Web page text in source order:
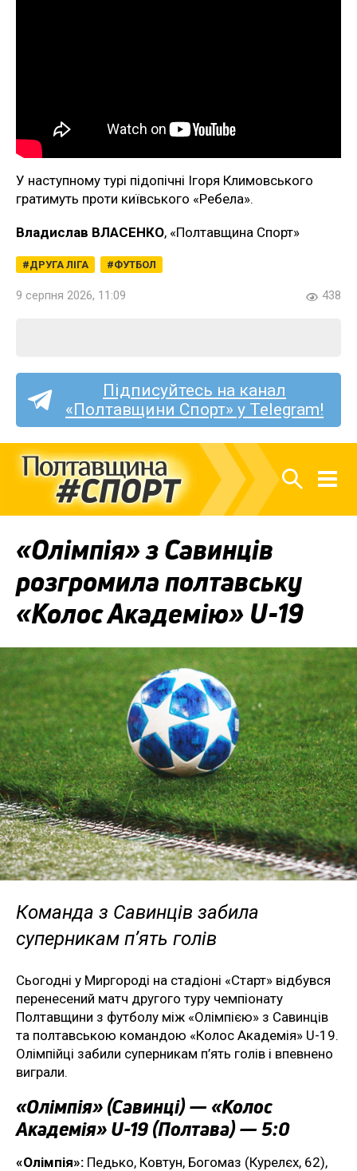
У наступному турі підопічні Ігоря Климовського
гратимуть проти київського «Ребела».
Владислав ВЛАСЕНКО, «Полтавщина Спорт»
ДРУГА ЛІГА ФУТБОЛ
9 серпня 2026, 11:09 438
Підписуйтесь на канал
«Полтавщини Спорт» у Telegram!
«Олімпія» з Савинців
розгромила полтавську
«Колос Академію» U-19
Команда з Савинців забила
суперникам п’ять голів
Сьогодні у Миргороді на стадіоні «Старт» відбувся
перенесений матч другого туру чемпіонату
Полтавщини з футболу між «Олімпією» з Савинців
та полтавською командою «Колос Академія» U-19.
Олімпійці забили суперникам п’ять голів і впевнено
виграли.
«Олімпія» (Савинці) — «Колос
Академія» U-19 (Полтава) — 5:0
«Олімпія»: Педько, Ковтун, Богомаз (Курелєх, 62),